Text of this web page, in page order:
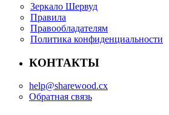
Зеркало Шервуд
Правила
Правообладателям
Политика конфиденциальности
КОНТАКТЫ
help@sharewood.cx
Обратная связь